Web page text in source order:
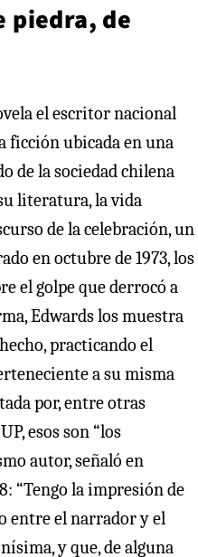
piedra, de
el escritor nacional
ficción ubicada en una
de la sociedad chilena
literatura, la vida
de la celebración, un
en octubre de 1973, los
el golpe que derrocó a
Edwards los muestra
practicando el
a su misma
por, entre otras
esos son “los
autor, señaló en
“Tengo la impresión de
entre el narrador y el
y que, de alguna